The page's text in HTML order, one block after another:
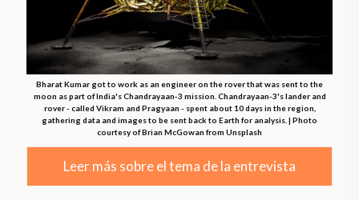
Bharat Kumar got to work as an engineer on the rover that was sent to the
moon as part of India's Chandrayaan-3 mission. Chandrayaan-3's lander and
rover - called Vikram and Pragyaan - spent about 10 days in the region,
gathering data and images to be sent back to Earth for analysis. | Photo
courtesy of Brian McGowan from Unsplash
Leer más sobre el tema de la entrevista